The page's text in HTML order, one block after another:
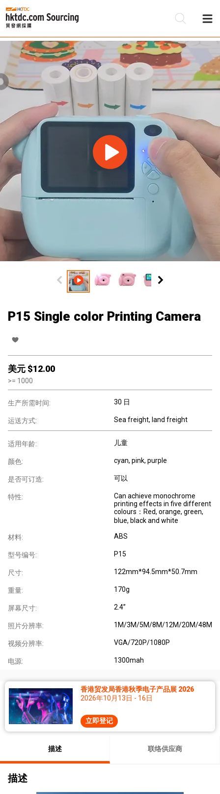
P15 Single color Printing Camera
美元 $12.00
>= 1000
生产所需时间: 30 日
运送方式: Sea freight, land freight
适用年龄: 儿童
颜色: cyan, pink, purple
是否可订造: 可以
特性:
Can achieve monochrome
printing effects in five different
colours：Red, orange, green,
blue, black and white
材料: ABS
型号编号: P15
尺寸: 122mm*94.5mm*50.7mm
重量: 170g
屏幕尺寸: 2.4”
照片分辨率: 1M/3M/5M/8M/12M/20M/48M
视频分辨率: VGA/720P/1080P
电源: 1300mah
香港贸发局香港秋季电子产品展 2026
2026年10月13日 - 16日
立即登记
描述 联络供应商
描述